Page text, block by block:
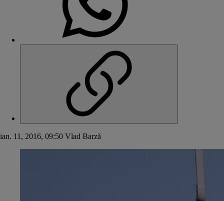
ian. 11, 2016, 09:50 Vlad Barză